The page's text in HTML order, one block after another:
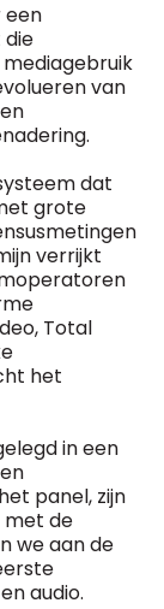
een
van
dat
grote
verrijkt
Total
het
in een
panel, zijn
met de
we aan de
audio.